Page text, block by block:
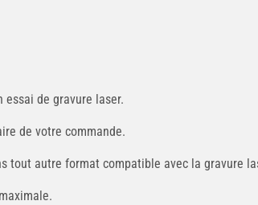
de gravure laser.
de votre commande.
tout autre format compatible avec la gravure